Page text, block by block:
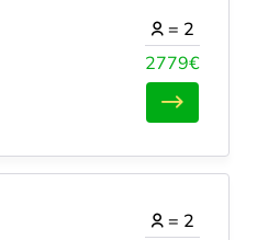
2779€
= 2
= 2